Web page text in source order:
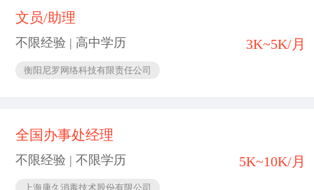
文员/助理
不限经验 | 高中学历
衡阳尼罗网络科技有限责任公司
3K~5K/月
全国办事处经理
不限经验 | 不限学历
上海康久消毒技术股份有限公司
5K~10K/月